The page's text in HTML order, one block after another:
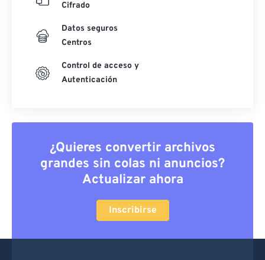
Cifrado
Datos seguros
Centros
Control de acceso y
Autenticación
¿Quieres convertir archivos
grandes sin colas ni anuncios?
Actualizar ahora
Inscribirse